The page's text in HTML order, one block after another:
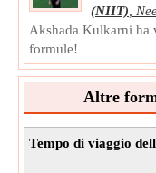
(NIIT)
Akshada Kulkarni ha
formule!
Altre
Tempo di viaggio